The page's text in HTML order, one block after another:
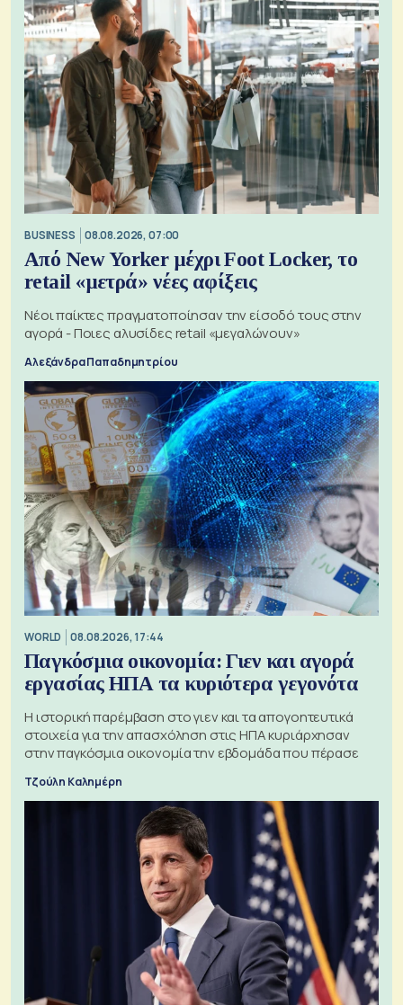
BUSINESS 08.08.2026, 07:00
Από New Yorker μέχρι Foot Locker, το
retail «μετρά» νέες αφίξεις
Νέοι παίκτες πραγματοποίησαν την είσοδό τους στην
αγορά - Ποιες αλυσίδες retail «μεγαλώνουν»
Αλεξάνδρα Παπαδημητρίου
WORLD 08.08.2026, 17:44
Παγκόσμια οικονομία: Γιεν και αγορά
εργασίας ΗΠΑ τα κυριότερα γεγονότα
Η ιστορική παρέμβαση στο γιεν και τα απογοητευτικά
στοιχεία για την απασχόληση στις ΗΠΑ κυριάρχησαν
στην παγκόσμια οικονομία την εβδομάδα που πέρασε
Τζούλη Καλημέρη